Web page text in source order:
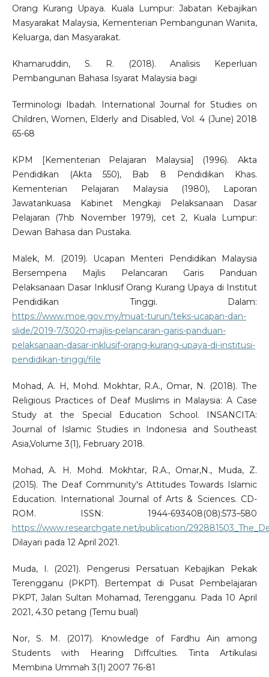
Orang Kurang Upaya. Kuala Lumpur: Jabatan Kebajikan
Masyarakat Malaysia, Kementerian Pembangunan Wanita,
Keluarga, dan Masyarakat.
Khamaruddin, S. R. (2018). Analisis Keperluan
Pembangunan Bahasa Isyarat Malaysia bagi
Terminologi Ibadah. International Journal for Studies on
Children, Women, Elderly and Disabled, Vol. 4 (June) 2018
65-68
KPM [Kementerian Pelajaran Malaysia] (1996). Akta
Pendidikan (Akta 550), Bab 8 Pendidikan Khas.
Kementerian Pelajaran Malaysia (1980), Laporan
Jawatankuasa Kabinet Mengkaji Pelaksanaan Dasar
Pelajaran (7hb November 1979), cet 2, Kuala Lumpur:
Dewan Bahasa dan Pustaka.
Malek, M. (2019). Ucapan Menteri Pendidikan Malaysia
Bersempena Majlis Pelancaran Garis Panduan
Pelaksanaan Dasar Inklusif Orang Kurang Upaya di Institut
Pendidikan Tinggi. Dalam:
https://www.moe.gov.my/muat-turun/teks-ucapan-dan-
slide/2019-7/3020-majlis-pelancaran-garis-panduan-
pelaksanaan-dasar-inklusif-orang-kurang-upaya-di-institusi-
pendidikan-tinggi/file
Mohad, A. H, Mohd. Mokhtar, R.A., Omar, N. (2018). The
Religious Practices of Deaf Muslims in Malaysia: A Case
Study at the Special Education School. INSANCITA:
Journal of Islamic Studies in Indonesia and Southeast
Asia,Volume 3(1), February 2018.
Mohad, A. H. Mohd. Mokhtar, R.A., Omar,N., Muda, Z.
(2015). The Deaf Community's Attitudes Towards Islamic
Education. International Journal of Arts & Sciences. CD-
ROM. ISSN: 1944-693408(08):573–580
https://www.researchgate.net/publication/
Dilayari pada 12 April 2021.
Muda, I. (2021). Pengerusi Persatuan Kebajikan Pekak
Terengganu (PKPT). Bertempat di Pusat Pembelajaran
PKPT, Jalan Sultan Mohamad, Terengganu. Pada 10 April
2021, 4.30 petang (Temu bual)
Nor, S. M. (2017). Knowledge of Fardhu Ain among
Students with Hearing Diffculties. Tinta Artikulasi
Membina Ummah 3(1) 2007 76-81